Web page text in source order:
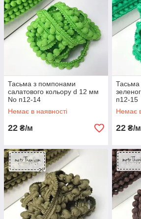
Тасьма з помпонами
салатового кольору d 12 мм
No п12-14
Немає в наявності
22 ₴/м
п12-15
Немає
22 ₴/м